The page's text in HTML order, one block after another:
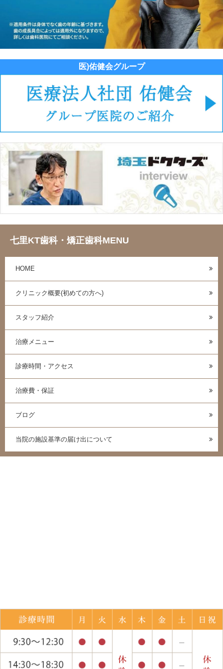
医)佑健会グループ
七里KT歯科・矯正歯科MENU
HOME
クリニック概要(初めての方へ)
スタッフ紹介
治療メニュー
診療時間・アクセス
治療費・保証
ブログ
当院の施設基準の届け出について